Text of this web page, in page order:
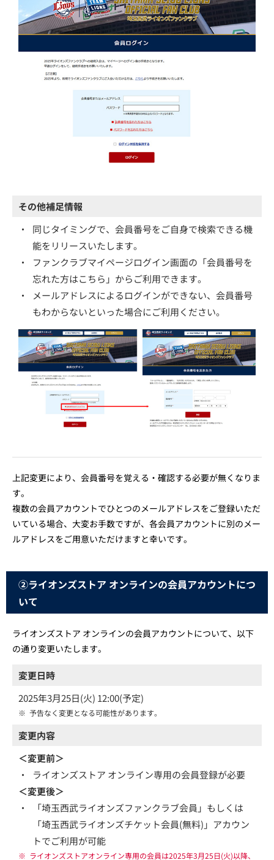
その他補足情報
・
同じタイミングで、会員番号をご自身で検索できる機
能をリリースいたします。
・
ファンクラブマイページログイン画面の「会員番号を
忘れた方はこちら」からご利用できます。
・
メールアドレスによるログインができない、会員番号
もわからないといった場合にご利用ください。
上記変更により、会員番号を覚える・確認する必要が無くなりま
す。
複数の会員アカウントでひとつのメールアドレスをご登録いただ
いている場合、大変お手数ですが、各会員アカウントに別のメー
ルアドレスをご用意いただけますと幸いです。
②ライオンズストア オンラインの会員アカウントにつ
いて
ライオンズストア オンラインの会員アカウントについて、以下
の通り変更いたします。
変更日時
2025年3月25日(火) 12:00(予定)
※ 予告なく変更となる可能性があります。
変更内容
＜変更前＞
・
ライオンズストア オンライン専用の会員登録が必要
＜変更後＞
・
「埼玉西武ライオンズファンクラブ会員」もしくは
「埼玉西武ライオンズチケット会員(無料)」アカウン
トでご利用が可能
※ ライオンズストアオンライン専用の会員は2025年3月25日(火)以降、